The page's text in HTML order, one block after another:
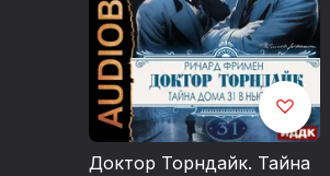
Доктор Торндайк. Тайна